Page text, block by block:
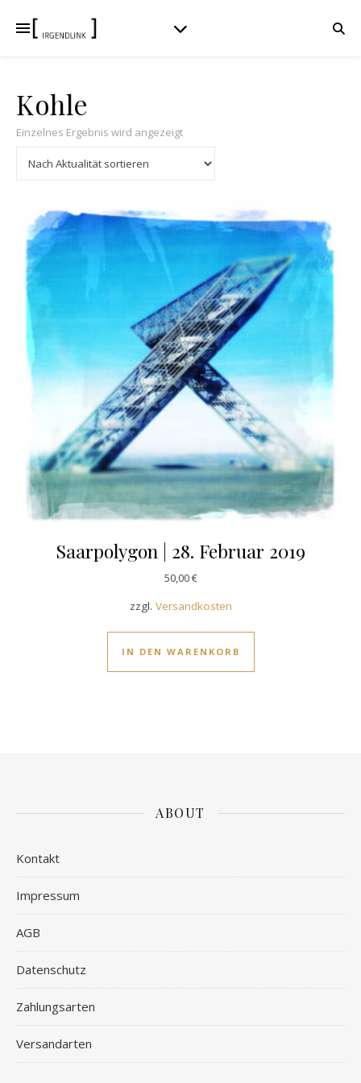
Kohle
Einzelnes Ergebnis wird angezeigt
Saarpolygon | 28. Februar 2019
50,00€
zzgl. Versandkosten
IN DEN WARENKORB
ABOUT
Kontakt
Impressum
AGB
Datenschutz
Zahlungsarten
Versandarten